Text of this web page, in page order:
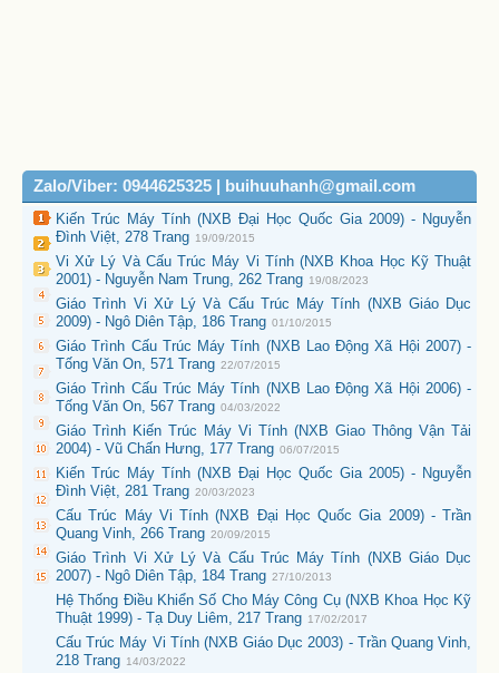
Zalo/Viber: 0944625325 | buihuuhanh@gmail.com
Kiến Trúc Máy Tính (NXB Đại Học Quốc Gia 2009) - Nguyễn
Đình Việt, 278 Trang 19/09/2015
Vi Xử Lý Và Cấu Trúc Máy Vi Tính (NXB Khoa Học Kỹ Thuật
2001) - Nguyễn Nam Trung, 262 Trang 19/08/2023
Giáo Trình Vi Xử Lý Và Cấu Trúc Máy Tính (NXB Giáo Dục
2009) - Ngô Diên Tập, 186 Trang 01/10/2015
Giáo Trình Cấu Trúc Máy Tính (NXB Lao Động Xã Hội 2007) -
Tống Văn On, 571 Trang 22/07/2015
Giáo Trình Cấu Trúc Máy Tính (NXB Lao Động Xã Hội 2006) -
Tống Văn On, 567 Trang 04/03/2022
Giáo Trình Kiến Trúc Máy Vi Tính (NXB Giao Thông Vận Tải
2004) - Vũ Chấn Hưng, 177 Trang 06/07/2015
Kiến Trúc Máy Tính (NXB Đại Học Quốc Gia 2005) - Nguyễn
Đình Việt, 281 Trang 20/03/2023
Cấu Trúc Máy Vi Tính (NXB Đại Học Quốc Gia 2009) - Trần
Quang Vinh, 266 Trang 20/09/2015
Giáo Trình Vi Xử Lý Và Cấu Trúc Máy Tính (NXB Giáo Dục
2007) - Ngô Diên Tập, 184 Trang 27/10/2013
Hệ Thống Điều Khiển Số Cho Máy Công Cụ (NXB Khoa Học Kỹ
Thuật 1999) - Tạ Duy Liêm, 217 Trang 17/02/2017
Cấu Trúc Máy Vi Tính (NXB Giáo Dục 2003) - Trần Quang Vinh,
218 Trang 14/03/2022